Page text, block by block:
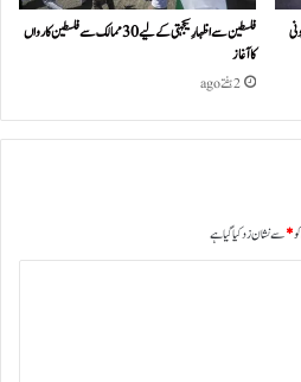
فلسطین سے اظہارِ یکجہتی کے لیے 30 ممالک سے فلسطین کارواں
کا آغاز
2 ہفتے ago
*سے نشان زد کیا گیا ہے